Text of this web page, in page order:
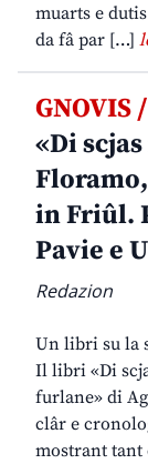
muarts e
da fâ par […]
GNOVIS /
«Di
in Friûl.
Pavie e
Redazion
Un libri su la
Il libri «Di
furlane» di
clâr e
mostrant tant